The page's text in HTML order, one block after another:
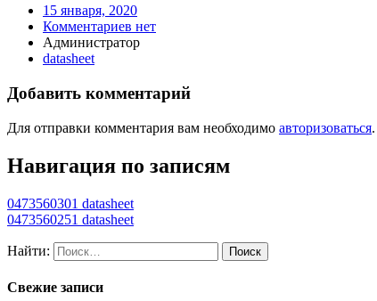
15 января, 2020
Комментариев нет
Администратор
datasheet
Добавить комментарий
Для отправки комментария вам необходимо авторизоваться.
Навигация по записям
0473560301 datasheet
0473560251 datasheet
Найти:
Свежие записи